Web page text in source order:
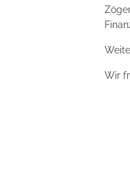
Wir